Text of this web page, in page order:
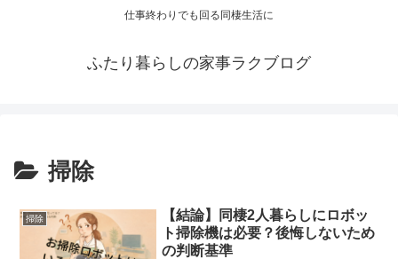
仕事終わりでも回る同棲生活に
ふたり暮らしの家事ラクブログ
掃除
掃除
【結論】同棲2人暮らしにロボッ
ト掃除機は必要？後悔しないため
の判断基準